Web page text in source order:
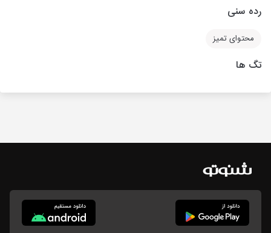
رده سنی
محتوای تمیز
تگ ها